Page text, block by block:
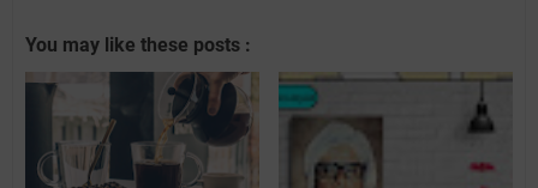
You may like these posts :